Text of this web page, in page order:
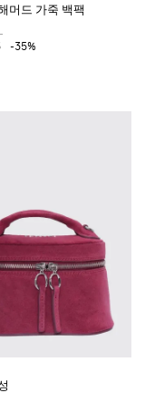
머드 가죽 백팩
-35%